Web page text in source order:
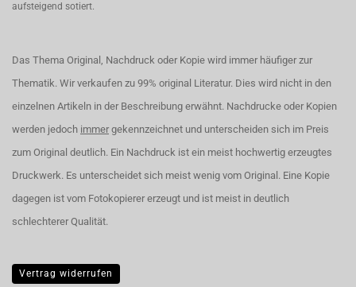
aufsteigend sotiert.
Das Thema Original, Nachdruck oder Kopie wird immer häufiger zur
Thematik. Wir verkaufen zu 99% original Literatur. Dies wird nicht in den
einzelnen Artikeln in der Beschreibung erwähnt. Nachdrucke oder Kopien
werden jedoch immer gekennzeichnet und unterscheiden sich im Preis
zum Original deutlich. Ein Nachdruck ist ein meist hochwertig erzeugtes
Druckwerk. Es unterscheidet sich meist wenig vom Original. Eine Kopie
dagegen ist vom Fotokopierer erzeugt und ist meist in deutlich
schlechterer Qualität.
Vertrag widerrufen